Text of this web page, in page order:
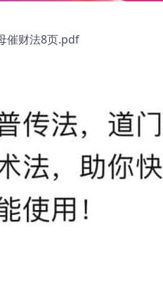
催财法8页.pdf